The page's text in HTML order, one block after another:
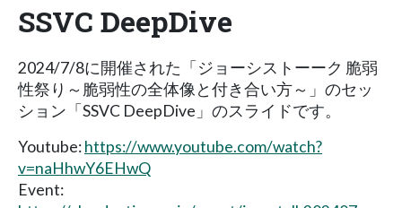
SSVC DeepDive
2024/7/8に開催された「ジョーシストーーク 脆弱
性祭り～脆弱性の全体像と付き合い方～」のセッ
ション「SSVC DeepDive」のスライドです。
Youtube:https://www.youtube.com/watch?
v=naHhwY6EHwQ
Event: